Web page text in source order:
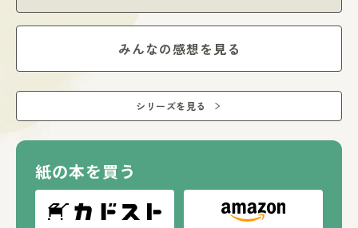
みんなの感想を見る
シリーズを見る
紙の本を買う